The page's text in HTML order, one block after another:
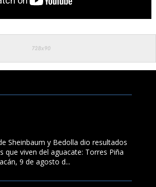
Sheinbaum y Bedolla dio resultados
que viven del aguacate: Torres Piña
9 de agosto d...